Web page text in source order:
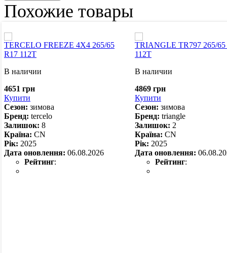
Похожие товары
TERCELO FREEZE 4Х4 265/65
R17 112T
В наличии
4651 грн
Купити
Сезон: зимова
Бренд: tercelo
Залишок: 8
Країна: CN
Рік: 2025
Дата оновлення: 06.08.2026
Рейтинг:
TRIANGLE TR797 265/65
112T
В наличии
4869 грн
Купити
Сезон: зимова
Бренд: triangle
Залишок: 2
Країна: CN
Рік: 2025
Дата оновлення:
Рейтинг: